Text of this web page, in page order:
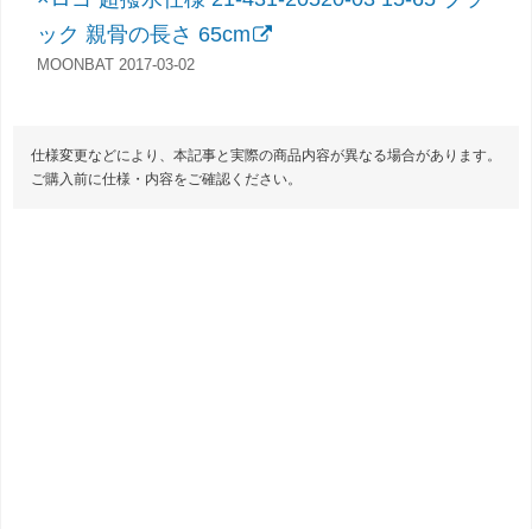
ック 親骨の長さ 65cm
MOONBAT 2017-03-02
仕様変更などにより、本記事と実際の商品内容が異なる場合があります。
ご購入前に仕様・内容をご確認ください。